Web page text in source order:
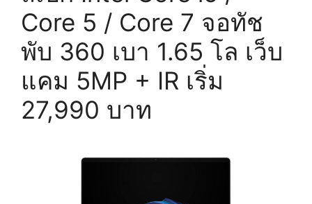
Core 5 / Core 7 จอทัช
พับ 360 เบา 1.65 โล เว็บ
แคม 5MP + IR เริ่ม
27,990 บาท